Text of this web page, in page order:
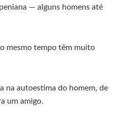
— alguns homens até
mesmo tempo têm muito
na autoestima do homem, de
um amigo.